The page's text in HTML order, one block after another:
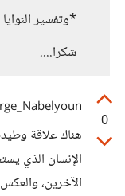
*وتفسير
شكرا....
0
هناك علاقة
الإنسان الذي
الآخرين،